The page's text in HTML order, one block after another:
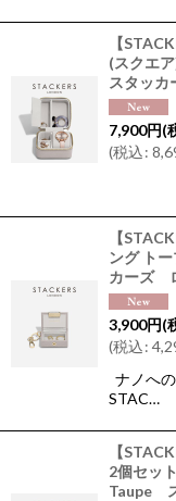
【
(スクエ
スタッ
7,900円(
(税込:
【
ング ト
カーズ
3,900円(
(税込:
ナノへ
STAC…
【
2個セッ
Taupe